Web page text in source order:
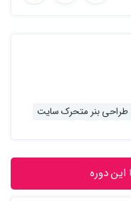
ﻃﺮاﺣﯽ ﺑﻨﺮ ﻣﺘﺤﺮک ﺳﺎﯾﺖ
دوره